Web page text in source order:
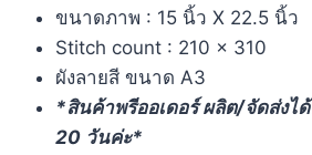
ขนาดภาพ : 15 นิ้ว X 22.5 นิ้ว
Stitch count : 210 x 310
ผังลายสี ขนาด A3
*สินค้าพรีออเดอร์ ผลิต/จัดส่งไ
20 วันค่ะ*